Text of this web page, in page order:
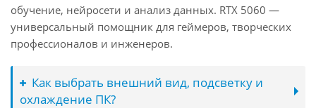
обучение, нейросети и анализ данных. RTX 5060 —
универсальный помощник для геймеров, творческих
профессионалов и инженеров.
Как выбрать внешний вид, подсветку и
охлаждение ПК?